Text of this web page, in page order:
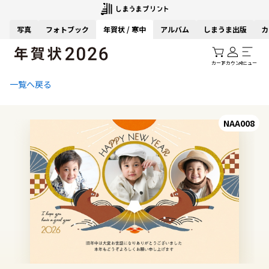
写真 フォトブック 年賀状 / 寒中 アルバム しまうま出版
カートアカウントメニュー
一覧へ戻る
NAA008